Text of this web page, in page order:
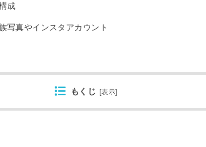
成
写真やインスタアカウント
もくじ [表示